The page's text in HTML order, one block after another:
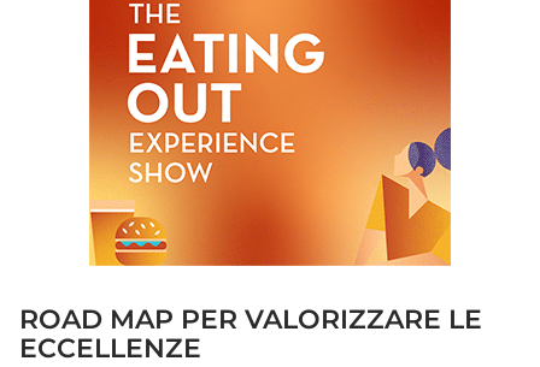
ROAD MAP PER VALORIZZARE LE
ECCELLENZE